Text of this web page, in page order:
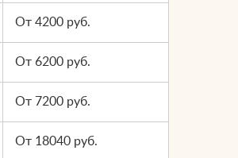
От 4200 руб.
От 6200 руб.
От 7200 руб.
От 18040 руб.